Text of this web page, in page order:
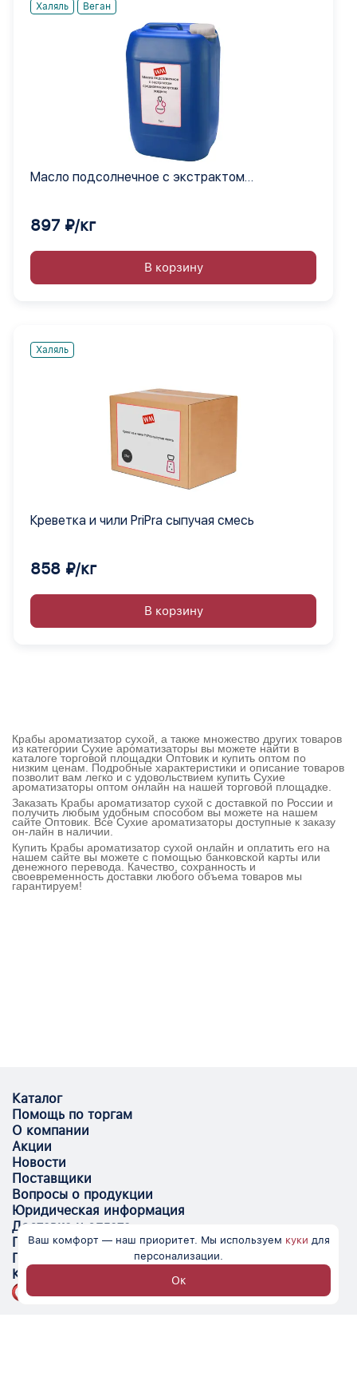
Халяль Веган
Масло подсолнечное с экстрактом
897 ₽/кг
В корзину
Халяль
Креветка и чили PriPra сыпучая смесь
858 ₽/кг
В корзину
Крабы ароматизатор сухой, а также множество других товаров
из категории Сухие ароматизаторы вы можете найти в
каталоге торговой площадки Оптовик и купить оптом по
низким ценам. Подробные характеристики и описание товаров
позволит вам легко и с удовольствием купить Сухие
ароматизаторы оптом онлайн на нашей торговой площадке.
Заказать Крабы ароматизатор сухой с доставкой по России и
получить любым удобным способом вы можете на нашем
сайте Оптовик. Все Сухие ароматизаторы доступные к заказу
он-лайн в наличии.
Купить Крабы ароматизатор сухой онлайн и оплатить его на
нашем сайте вы можете с помощью банковской карты или
денежного перевода. Качество, сохранность и
своевременность доставки любого объема товаров мы
гарантируем!
Каталог
Помощь по торгам
О компании
Акции
Новости
Поставщики
Вопросы о продукции
Юридическая информация
Доставка и оплата
Поставщикам
Помощь
Контакты
Ваш комфорт — наш приоритет. Мы используем куки для
персонализации.
Ок